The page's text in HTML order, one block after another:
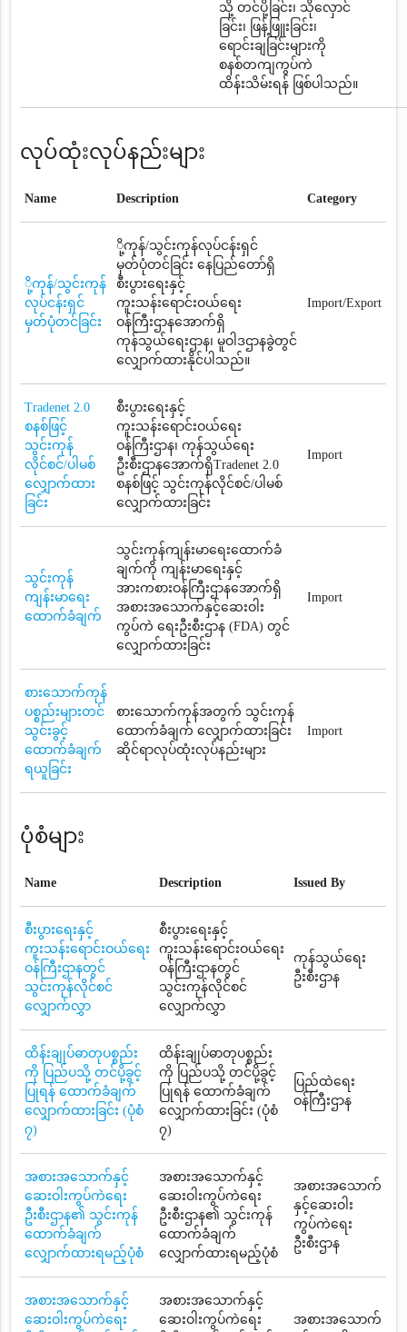
သို့ တင်ပို့ခြင်း၊ သိုလှောင်
ခြင်း၊ ဖြန့်ဖြူးခြင်း၊
ရောင်းချခြင်းများကို
စနစ်တကျကွပ်ကဲ
ထိန်းသိမ်းရန် ဖြစ်ပါသည်။
လုပ်ထုံးလုပ်နည်းများ
Name Description Category
ို့ကုန်/သွင်းကုန်
လုပ်ငန်းရှင်
မှတ်ပုံတင်ခြင်း
ို့ကုန်/သွင်းကုန်လုပ်ငန်းရှင်
မှတ်ပုံတင်ခြင်း နေပြည်တော်ရှိ
စီးပွားရေးနှင့်
ကူးသန်းရောင်းဝယ်ရေး
ဝန်ကြီးဌာနအောက်ရှိ
ကုန်သွယ်ရေးဌာန၊ မူဝါဒဌာနခွဲတွင်
လျှောက်ထားနိုင်ပါသည်။
Import/Export
Tradenet 2.0
စနစ်ဖြင့်
သွင်းကုန်
လိုင်စင်/ပါမစ်
လျှောက်ထား
ခြင်း
စီးပွားရေးနှင့်
ကူးသန်းရောင်းဝယ်ရေး
ဝန်ကြီးဌာန၊ ကုန်သွယ်ရေး
ဦးစီးဌာနအောက်ရှိTradenet 2.0
စနစ်ဖြင့် သွင်းကုန်လိုင်စင်/ပါမစ်
လျှောက်ထားခြင်း
Import
သွင်းကုန်
ကျန်းမာရေး
ထောက်ခံချက်
သွင်းကုန်ကျန်းမာရေးထောက်ခံ
ချက်ကို ကျန်းမာရေးနှင့်
အားကစားဝန်ကြီးဌာနအောက်ရှိ
အစားအသောက်နှင့်ဆေးဝါး
ကွပ်ကဲ ရေးဦးစီးဌာန (FDA) တွင်
လျှောက်ထားခြင်း
Import
စားသောက်ကုန်
ပစ္စည်းများတင်
သွင်းခွင့်
ထောက်ခံချက်
ရယူခြင်း
စားသောက်ကုန်အတွက် သွင်းကုန်
ထောက်ခံချက် လျှောက်ထားခြင်း
ဆိုင်ရာလုပ်ထုံးလုပ်နည်းများ
Import
ပုံစံများ
Name Description Issued By
စီးပွားရေးနှင့်
ကူးသန်းရောင်းဝယ်ရေး
ဝန်ကြီးဌာနတွင်
သွင်းကုန်လိုင်စင်
လျှောက်လွှာ
စီးပွားရေးနှင့်
ကူးသန်းရောင်းဝယ်ရေး
ဝန်ကြီးဌာနတွင်
သွင်းကုန်လိုင်စင်
လျှောက်လွှာ
ကုန်သွယ်ရေး
ဦးစီးဌာန
ထိန်းချုပ်ဓာတုပစ္စည်း
ကို ပြည်ပသို့ တင်ပို့ခွင့်
ပြုရန် ထောက်ခံချက်
လျှောက်ထားခြင်း (ပုံစံ
၇)
ထိန်းချုပ်ဓာတုပစ္စည်း
ကို ပြည်ပသို့ တင်ပို့ခွင့်
ပြုရန် ထောက်ခံချက်
လျှောက်ထားခြင်း (ပုံစံ
၇)
ပြည်ထဲရေး
ဝန်ကြီးဌာန
အစားအသောက်နှင့်
ဆေးဝါးကွပ်ကဲရေး
ဦးစီးဌာန၏ သွင်းကုန်
ထောက်ခံချက်
လျှောက်ထားရမည့်ပုံစံ
အစားအသောက်နှင့်
ဆေးဝါးကွပ်ကဲရေး
ဦးစီးဌာန၏ သွင်းကုန်
ထောက်ခံချက်
လျှောက်ထားရမည့်ပုံစံ
အစားအသောက်
နှင့်ဆေးဝါး
ကွပ်ကဲရေး
ဦးစီးဌာန
အစားအသောက်နှင့်
ဆေးဝါးကွပ်ကဲရေး
အစားအသောက်နှင့်
ဆေးဝါးကွပ်ကဲရေး
အစားအသောက်